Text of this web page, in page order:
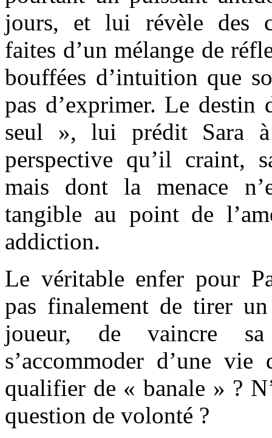
jours, et lui révèle des
faites d’un mélange de
bouffées d’intuition que
pas d’exprimer. Le
seul », lui prédit Sara à
perspective qu’il craint,
mais dont la menace
tangible au point de
addiction.
Le véritable enfer pour
pas finalement de tirer
joueur, de vaincre
s’accommoder d’une
qualifier de « banale » ?
question de volonté ?